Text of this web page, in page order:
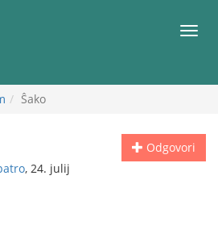
Meni
Ŝako
Odgovori
, 24. julij